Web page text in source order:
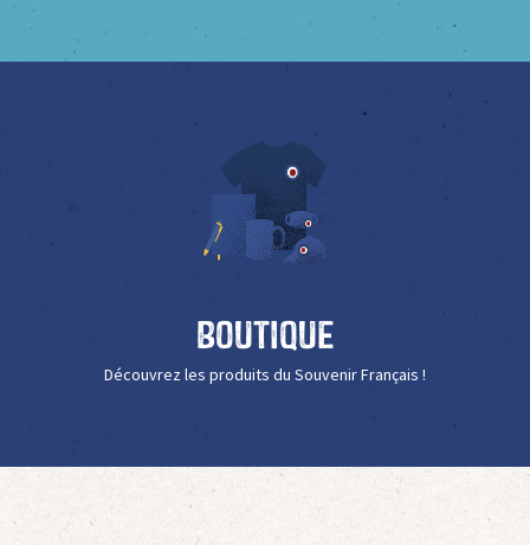
Boutique
Découvrez les produits du Souvenir Français !